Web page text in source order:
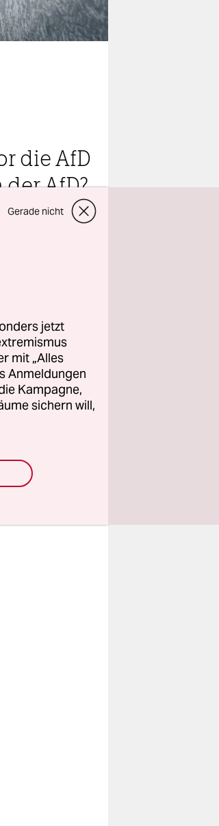
die AfD
AfD?
Gerade nicht
jetzt
mit „Alles
Anmeldungen
Kampagne,
sichern will,